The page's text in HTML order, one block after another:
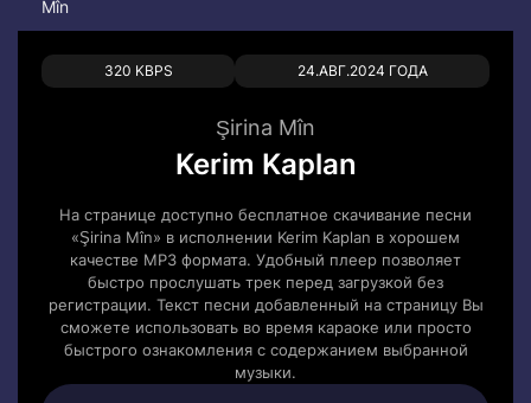
Mîn
320 KBPS 24.АВГ.2024 ГОДА
0 0
Şirina Mîn
Kerim Kaplan
На странице доступно бесплатное скачивание песни
«Şirina Mîn» в исполнении Kerim Kaplan в хорошем
качестве MP3 формата. Удобный плеер позволяет
быстро прослушать трек перед загрузкой без
регистрации. Текст песни добавленный на страницу Вы
сможете использовать во время караоке или просто
быстрого ознакомления с содержанием выбранной
музыки.